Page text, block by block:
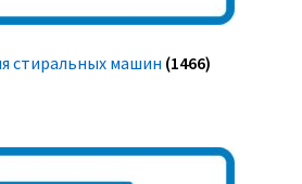
стиральных машин (1466)